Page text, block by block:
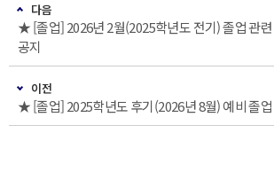
다음
★ [졸업] 2026년 2월(2025학년도 전기) 졸업 관
공지
이전
★ [졸업] 2025학년도 후기(2026년 8월) 예비 졸